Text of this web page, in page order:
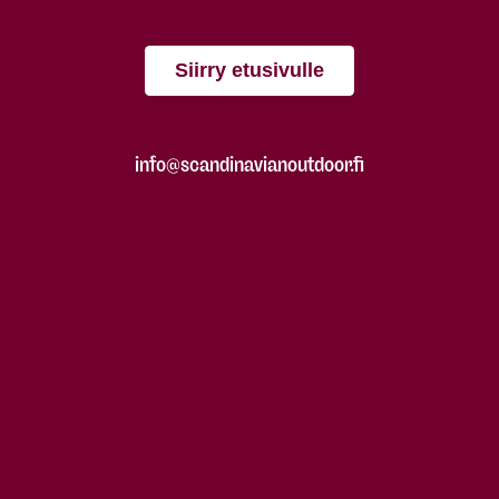
Siirry etusivulle
info@scandinavianoutdoor.fi